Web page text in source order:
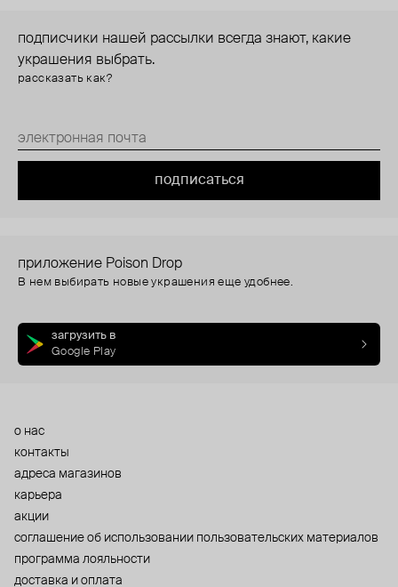
подписчики нашей рассылки всегда знают, какие
украшения выбрать.
рассказать как?
подписаться
приложение Poison Drop
В нем выбирать новые украшения еще удобнее.
загрузить в
Google Play
о нас
контакты
адреса магазинов
карьера
акции
cоглашение об использовании пользовательских материалов
программа лояльности
доставка и оплата